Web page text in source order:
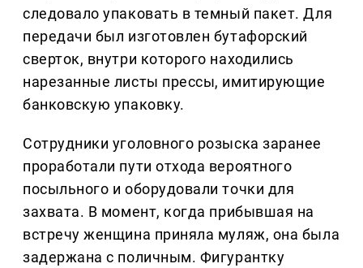
следовало упаковать в темный пакет. Для
передачи был изготовлен бутафорский
сверток, внутри которого находились
нарезанные листы прессы, имитирующие
банковскую упаковку.
Сотрудники уголовного розыска заранее
проработали пути отхода вероятного
посыльного и оборудовали точки для
захвата. В момент, когда прибывшая на
встречу женщина приняла муляж, она была
задержана с поличным. Фигурантку